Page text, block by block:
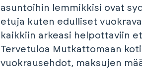
asuntoihin lemmikkisi ovat
etuja kuten edulliset
kaikkiin arkeasi helpottaviin
Tervetuloa Mutkattomaan
vuokrausehdot, maksujen